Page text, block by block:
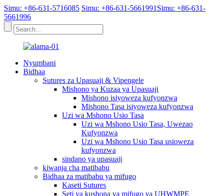
Simu: +86-631-5716085 Simu: +86-631-5661991 Simu: +86-631-
5661996
Nyumbani
Bidhaa
Sutures za Upasuaji & Vipengele
Mishono ya Kuzaa ya Upasuaji
Mishono isiyoweza kufyonzwa
Mishono Tasa isiyoweza kufyonzwa
Uzi wa Mshono Usio Tasa
Uzi wa Mshono Usio Tasa, Uwezao
Kufyonzwa
Uzi wa Mshono Usio Tasa usioweza
kufyonzwa
sindano ya upasuaji
kiwanja cha matibabu
Bidhaa za matibabu ya mifugo
Kaseti Sutures
Seti ya kushona ya mifugo ya UHWMPE